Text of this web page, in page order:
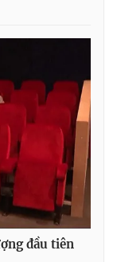
bằng AI
đầu tiên